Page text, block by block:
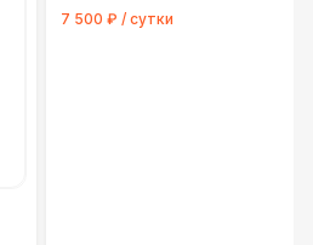
7 500 ₽ / сутки